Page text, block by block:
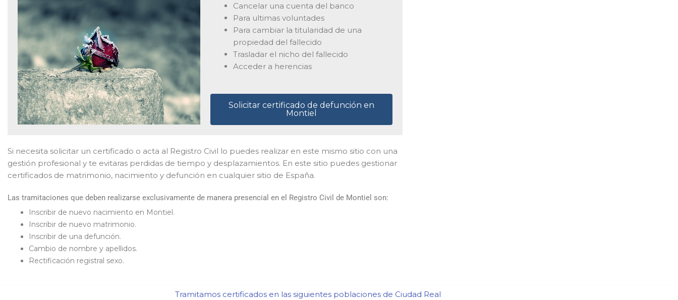
Cancelar una cuenta del banco
Para ultimas voluntades
Para cambiar la titularidad de una
propiedad del fallecido
Trasladar el nicho del fallecido
Acceder a herencias
Solicitar certificado de defunción en
Montiel
Si necesita solicitar un certificado o acta al Registro Civil lo puedes realizar en este mismo sitio con una
gestión profesional y te evitaras perdidas de tiempo y desplazamientos. En este sitio puedes gestionar
certificados de matrimonio, nacimiento y defunción en cualquier sitio de España.
Las tramitaciones que deben realizarse exclusivamente de manera presencial en el Registro Civil de Montiel son:
Inscribir de nuevo nacimiento en Montiel.
Inscribir de nuevo matrimonio.
Inscribir de una defunción.
Cambio de nombre y apellidos.
Rectificación registral sexo.
Tramitamos certificados en las siguientes poblaciones de Ciudad Real​